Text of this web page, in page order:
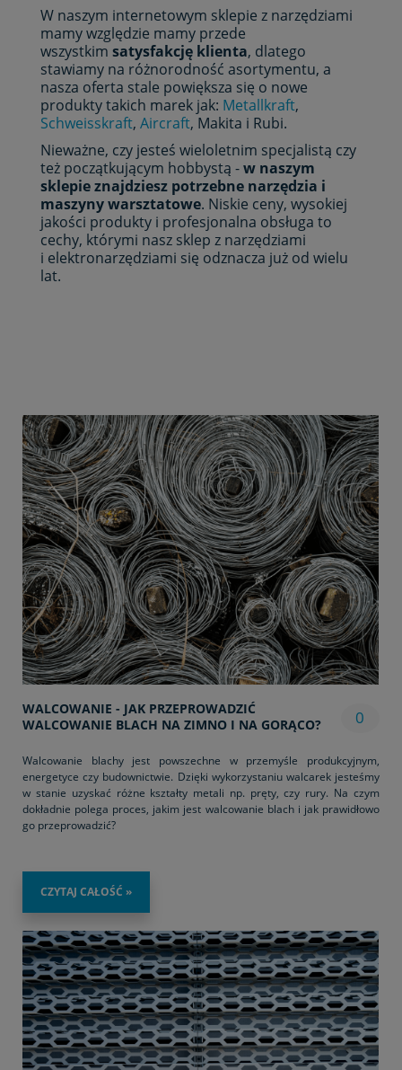
W naszym internetowym sklepie z narzędziami
mamy względzie mamy przede
wszystkim satysfakcję klienta, dlatego
stawiamy na różnorodność asortymentu, a
nasza oferta stale powiększa się o nowe
produkty takich marek jak: Metallkraft,
Schweisskraft, Aircraft, Makita i Rubi.
Nieważne, czy jesteś wieloletnim specjalistą czy
też początkującym hobbystą -w naszym
sklepie znajdziesz potrzebne narzędzia i
maszyny warsztatowe. Niskie ceny, wysokiej
jakości produkty i profesjonalna obsługa to
cechy, którymi nasz sklep z narzędziami
i elektronarzędziami się odznacza już od wielu
lat.
WALCOWANIE - JAK PRZEPROWADZIĆ
WALCOWANIE BLACH NA ZIMNO I NA GORĄCO?
0
Walcowanie blachy jest powszechne w przemyśle produkcyjnym,
energetyce czy budownictwie. Dzięki wykorzystaniu walcarek jesteśmy
w stanie uzyskać różne kształty metali np. pręty, czy rury. Na czym
dokładnie polega proces, jakim jest walcowanie blach i jak prawidłowo
go przeprowadzić?
CZYTAJ CAŁOŚĆ »